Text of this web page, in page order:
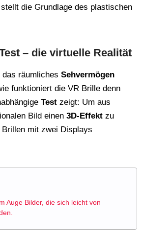
die Grundlage des plastischen
– die virtuelle Realität
das räumliches Sehvermögen
funktioniert die VR Brille denn
Test zeigt: Um aus
Bild einen 3D-Effekt zu
mit zwei Displays
Auge Bilder, die sich leicht von